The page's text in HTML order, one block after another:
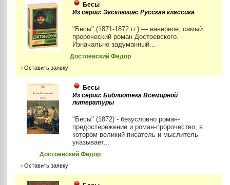
Бесы
Из серии: Эксклюзив: Русская классика
"Бесы" (1871-1872 гг.) — наверное, самый
пророческий роман Достоевского.
Изначально задуманный...
Достоевский Федор
Оставить заявку
Бесы
Из серии: Библиотека Всемирной
литературы
"Бесы" (1872) - безусловно роман-
предостережение и роман-пророчество, в
котором великий писатель и мыслитель
указывает...
Достоевский Федор
Оставить заявку